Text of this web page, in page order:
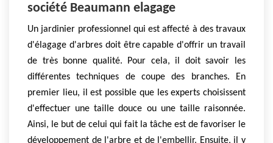
société Beaumann elagage
Un jardinier professionnel qui est affecté à des travaux
d'élagage d'arbres doit être capable d'offrir un travail
de très bonne qualité. Pour cela, il doit savoir les
différentes techniques de coupe des branches. En
premier lieu, il est possible que les experts choisissent
d'effectuer une taille douce ou une taille raisonnée.
Ainsi, le but de celui qui fait la tâche est de favoriser le
développement de l'arbre et de l'embellir. Ensuite, il y